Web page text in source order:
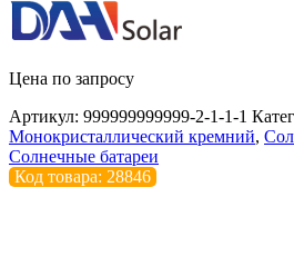
Цена по запросу
Артикул: 999999999999-2-1-1-1
Монокристаллический кремний,
Солнечные батареи
Код товара: 28846